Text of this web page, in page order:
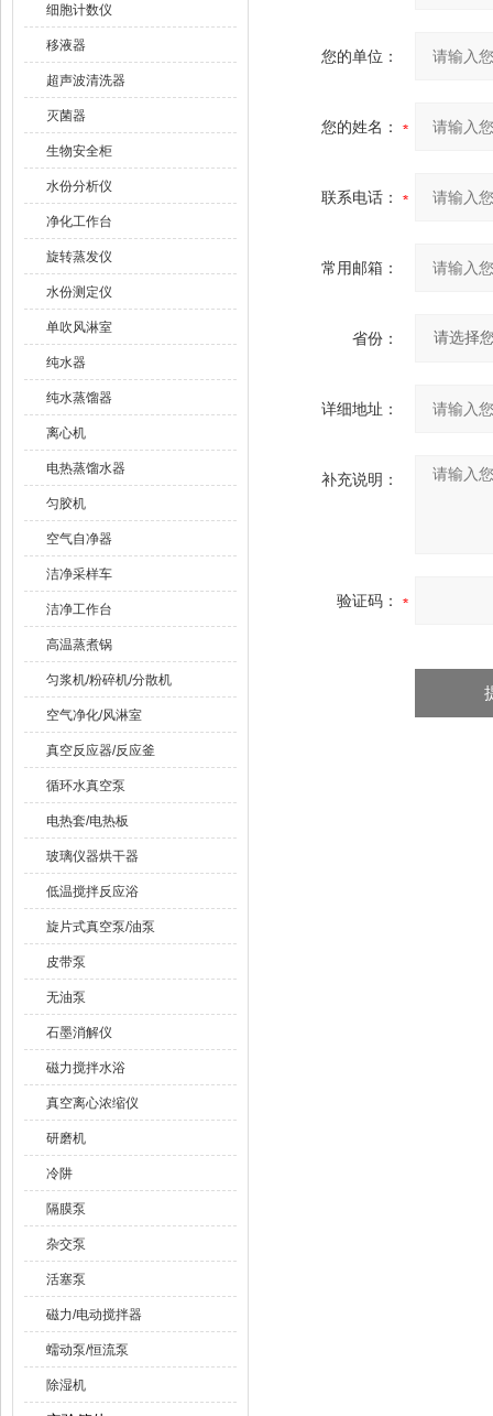
细胞计数仪
移液器
超声波清洗器
灭菌器
生物安全柜
水份分析仪
净化工作台
旋转蒸发仪
水份测定仪
单吹风淋室
纯水器
纯水蒸馏器
离心机
电热蒸馏水器
匀胶机
空气自净器
洁净采样车
洁净工作台
高温蒸煮锅
匀浆机/粉碎机/分散机
空气净化/风淋室
真空反应器/反应釜
循环水真空泵
电热套/电热板
玻璃仪器烘干器
低温搅拌反应浴
旋片式真空泵/油泵
皮带泵
无油泵
石墨消解仪
磁力搅拌水浴
真空离心浓缩仪
研磨机
冷阱
隔膜泵
杂交泵
活塞泵
磁力/电动搅拌器
蠕动泵/恒流泵
除湿机
您的单位：
您的姓名：
联系电话：
常用邮箱：
省份：
详细地址：
补充说明：
验证码：